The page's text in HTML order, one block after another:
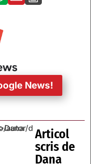
News!
Articol
scris de
Dana